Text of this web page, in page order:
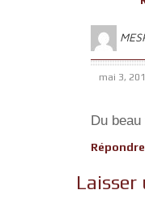
mai 3,
Du
Répondre